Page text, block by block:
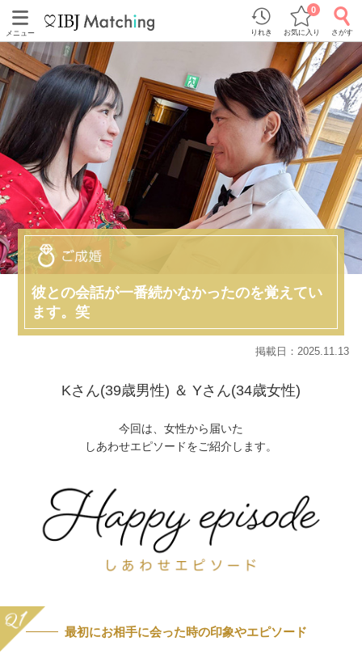
メニュー りれき お気に入り
0
さがす
彼との会話が一番続かなかったのを覚えてい
ます。笑
掲載日：2025.11.13
Kさん(39歳男性) ＆ Yさん(34歳女性)
今回は、女性から届いた
しあわせエピソードをご紹介します。
最初にお相手に会った時の印象やエピソード